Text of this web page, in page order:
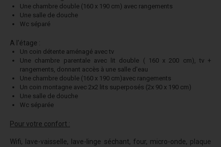
Une chambre double (160 x 190 cm) avec rangements
Une salle de douche
Wc séparé
A l'étage :
Un coin détente aménagé avec tv
Une chambre parentale avec lit double ( 160 x 200 cm), tv +
rangements, donnant accès à une salle d'eau
Une chambre double (160 x 190 cm)avec rangements
Un coin montagne avec 2x2 lits superposés (2x 90 x 190 cm)
Une salle de douche
Wc séparée
Pour votre confort :
Wifi, lave-vaisselle, lave-linge séchant, four, micro-onde, plaque